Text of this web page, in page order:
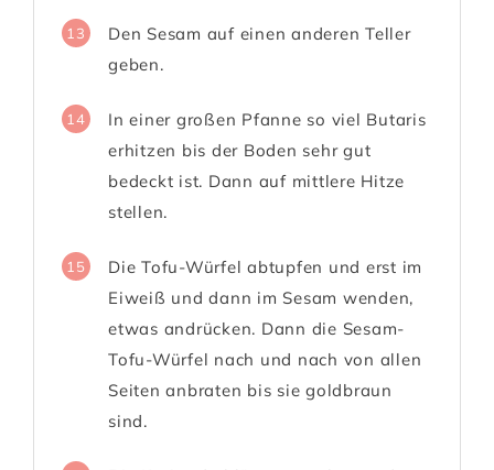
13
Den Sesam auf einen anderen Teller
geben.
14
In einer großen Pfanne so viel Butaris
erhitzen bis der Boden sehr gut
bedeckt ist. Dann auf mittlere Hitze
stellen.
15
Die Tofu-Würfel abtupfen und erst im
Eiweiß und dann im Sesam wenden,
etwas andrücken. Dann die Sesam-
Tofu-Würfel nach und nach von allen
Seiten anbraten bis sie goldbraun
sind.